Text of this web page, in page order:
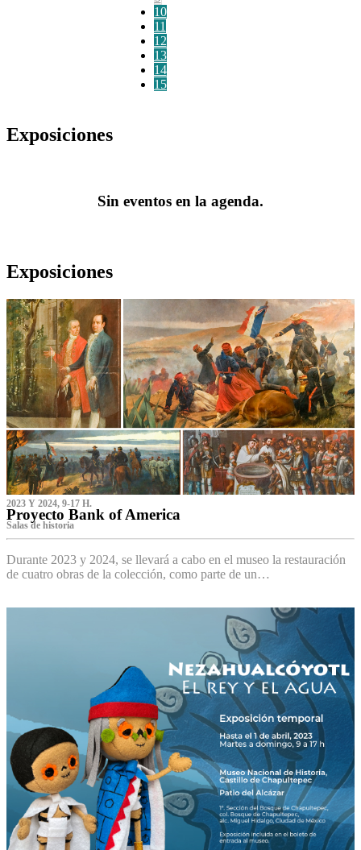
10
11
12
13
14
15
Exposiciones
Sin eventos en la agenda.
Exposiciones
2023 Y 2024, 9-17 H.
Proyecto Bank of America
S‌alas de historia
Durante 2023 y 2024, se llevará a cabo en el museo la restauración
de cuatro obras de la colección, como parte de un…